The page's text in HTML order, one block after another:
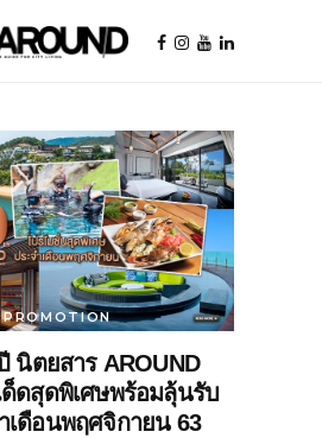
PROMOTION
นิตยสาร AROUND
ด็ดสุดพิเศษพร้อมลุ้นรับ
เดือนพฤศจิกายน 63